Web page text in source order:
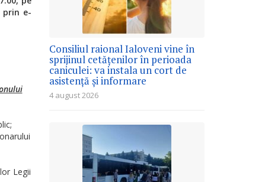
prin e-
Legii
Consiliul raional Ialoveni vine în
sprijinul cetățenilor în perioada
caniculei: va instala un cort de
asistență și informare
4 august 2026